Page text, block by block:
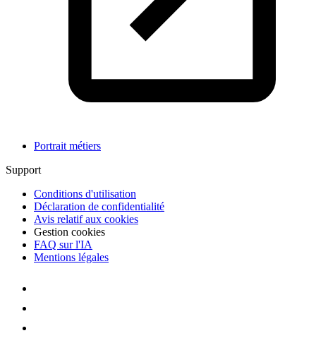
Portrait métiers
Support
Conditions d'utilisation
Déclaration de confidentialité
Avis relatif aux cookies
Gestion cookies
FAQ sur l'IA
Mentions légales